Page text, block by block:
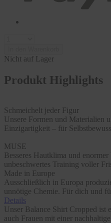
Nicht auf Lager
Produkt Highlights
Schmeichelt jeder Figur
Unsere Formen und Materialien
Einzigartigkeit – für
MUSE
Besseres Hautklima und
unbeschwertes Training voller
Made in Europe
Ausschließlich in Europa
unnötige Chemie. Für dich und
Details
Unser Balance Shirt Cropped ist
auch Frauen mit einer